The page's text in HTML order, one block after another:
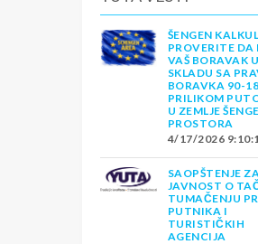
ŠENGEN
PROVERITE DA
VAŠ BORAVAK U
SKLADU SA
BORAVKA 90-
PRILIKOM
U ZEMLJE
PROSTORA
4/17/2026
SAOPŠTENJE
JAVNOST O
TUMAČENJU
PUTNIKA I
TURISTIČKIH
AGENCIJA